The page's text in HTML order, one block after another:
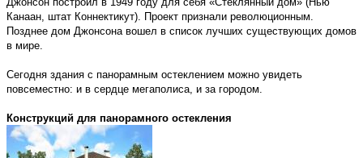
Канаан, штат Коннектикут). Проект признали революционным.
Позднее дом Джонсона вошел в список лучших существующих домов
в мире.
Сегодня здания с панорамным остеклением можно увидеть
повсеместно: и в сердце мегаполиса, и за городом.
Конструкций для панорамного остекления